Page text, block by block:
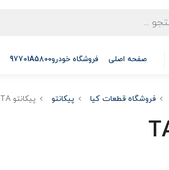
صفحه اصلی فروشگاه خودرو97701A5800
فروشگاه قطعات کیا پیکانتو پیکانتو TA